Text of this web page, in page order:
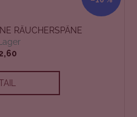
RÄUCHERSPÄNE